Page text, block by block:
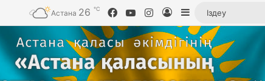
Астана 26 ℃ Facebook
YouTubeInstagram
Кіру Sidebar